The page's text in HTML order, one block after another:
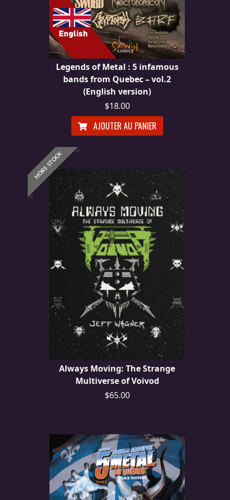
Legends of Metal : 5 infamous
bands from Quebec – vol.2
(English version)
$18.00
AJOUTER AU PANIER
HORS STOCK
Always Moving: The Strange
Multiverse of Voivod
$65.00